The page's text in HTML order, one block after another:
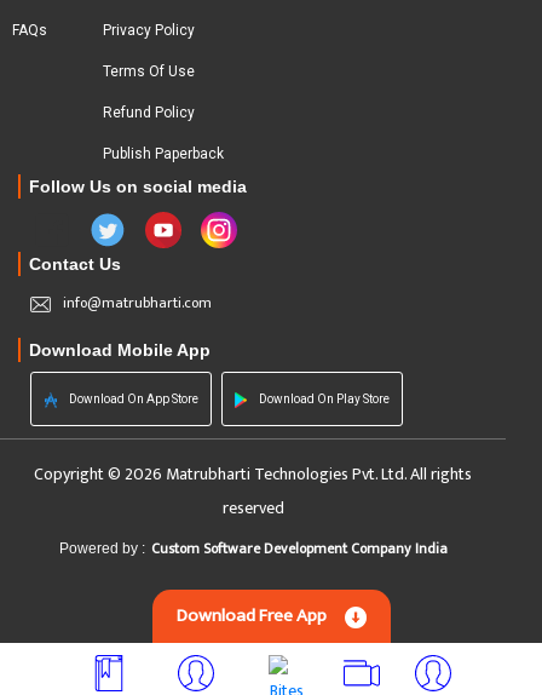
FAQs Privacy Policy
Terms Of Use
Refund Policy
Publish Paperback
Follow Us on social media
Contact Us
info@matrubharti.com
Download Mobile App
Download On App Store Download On Play Store
Copyright © 2026 Matrubharti Technologies Pvt. Ltd. All rights
reserved
Powered by : Custom Software Development Company India
Download Free App